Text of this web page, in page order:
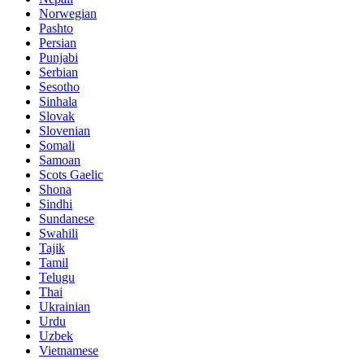
Norwegian
Pashto
Persian
Punjabi
Serbian
Sesotho
Sinhala
Slovak
Slovenian
Somali
Samoan
Scots Gaelic
Shona
Sindhi
Sundanese
Swahili
Tajik
Tamil
Telugu
Thai
Ukrainian
Urdu
Uzbek
Vietnamese